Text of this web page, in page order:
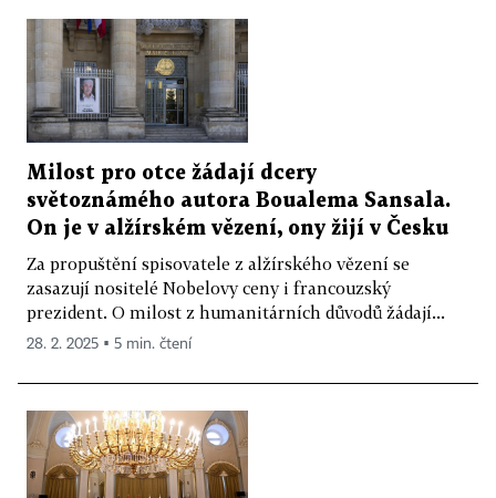
Milost pro otce žádají dcery
světoznámého autora Boualema Sansala.
On je v alžírském vězení, ony žijí v Česku
Za propuštění spisovatele z alžírského vězení se
zasazují nositelé Nobelovy ceny i francouzský
prezident. O milost z humanitárních důvodů žádají...
28. 2. 2025 ▪ 5 min. čtení